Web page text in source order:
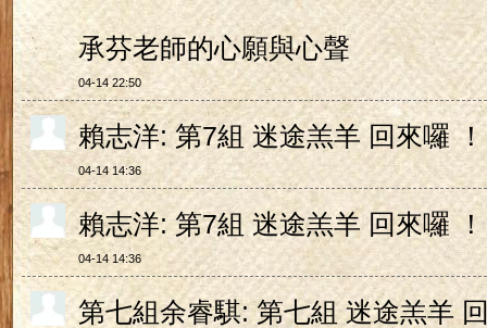
承芬老師的心願與心聲
04-14 22:50
賴志洋: 第7組 迷途羔羊 回來囉
04-14 14:36
賴志洋: 第7組 迷途羔羊 回來囉
04-14 14:36
第七組余睿騏: 第七組 迷途羔羊